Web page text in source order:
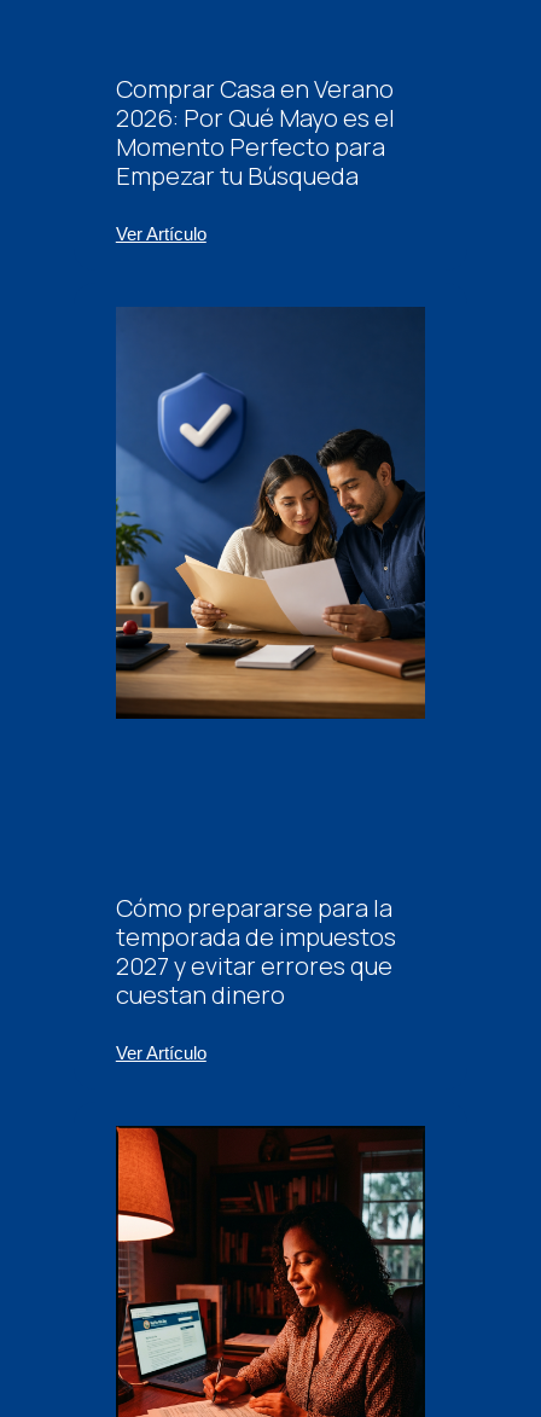
Comprar Casa en Verano
2026: Por Qué Mayo es el
Momento Perfecto para
Empezar tu Búsqueda
Ver Artículo
Cómo prepararse para la
temporada de impuestos
2027 y evitar errores que
cuestan dinero
Ver Artículo